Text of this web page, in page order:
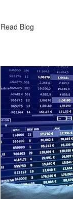
Read Blog